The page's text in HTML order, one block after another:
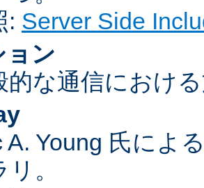
: Server Side
ョン
的な通信におけ
A. Young 氏によ
。